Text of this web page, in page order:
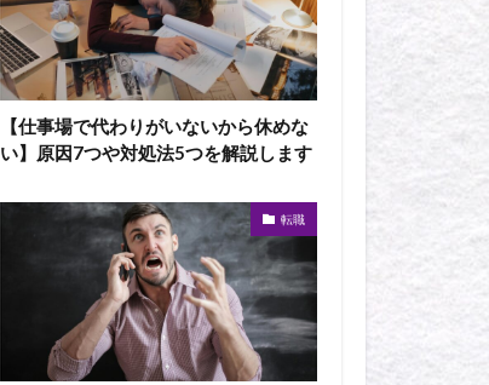
【仕事場で代わりがいないから休めな
い】原因7つや対処法5つを解説します
転職